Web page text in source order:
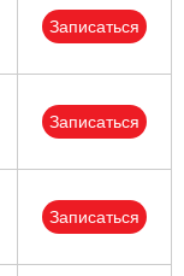
Записаться
Записаться
Записаться